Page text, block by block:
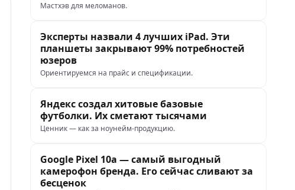
Мастхэв для меломанов.
Эксперты назвали 4 лучших iPad. Эти
планшеты закрывают 99% потребностей
юзеров
Ориентируемся на прайс и спецификации.
Яндекс создал хитовые базовые
футболки. Их сметают тысячами
Ценник — как за ноунейм-продукцию.
Google Pixel 10a — самый выгодный
камерофон бренда. Его сейчас сливают за
бесценок